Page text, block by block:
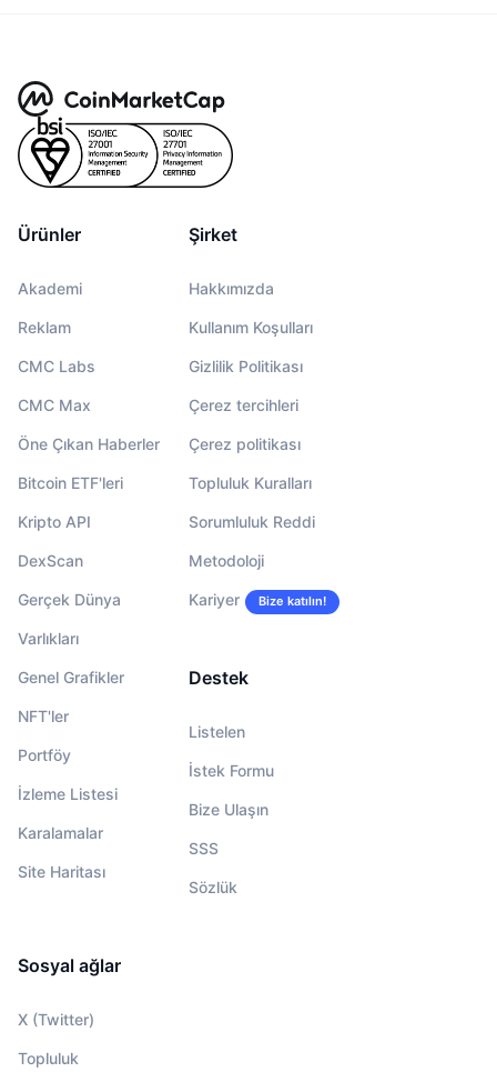
Ürünler
Akademi
Reklam
CMC Labs
CMC Max
Öne Çıkan Haberler
Bitcoin ETF'leri
Kripto API
DexScan
Gerçek Dünya
Varlıkları
Genel Grafikler
NFT'ler
Portföy
İzleme Listesi
Karalamalar
Site Haritası
Şirket
Hakkımızda
Kullanım Koşulları
Gizlilik Politikası
Çerez tercihleri
Çerez politikası
Topluluk Kuralları
Sorumluluk Reddi
Metodoloji
Kariyer Bize katılın!
Destek
Listelen
İstek Formu
Bize Ulaşın
SSS
Sözlük
Sosyal ağlar
X (Twitter)
Topluluk